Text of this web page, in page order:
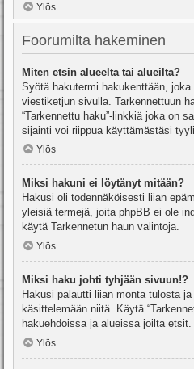
Ylös
Foorumilta hakeminen
Miten etsin alueelta tai alueilta?
Syötä hakutermi hakukenttään,
viestiketjun sivulla. Tarkennettuun
“Tarkennettu haku”-linkkiä joka on
sijainti voi riippua käyttämästäsi
Ylös
Miksi hakuni ei löytänyt mitään?
Hakusi oli todennäköisesti liian
yleisiä termejä, joita phpBB ei ole
käytä Tarkennetun haun valintoja.
Ylös
Miksi haku johti tyhjään sivuun!?
Hakusi palautti liian monta tulosta
käsittelemään niitä. Käytä
hakuehdoissa ja alueissa joilta etsit.
Ylös